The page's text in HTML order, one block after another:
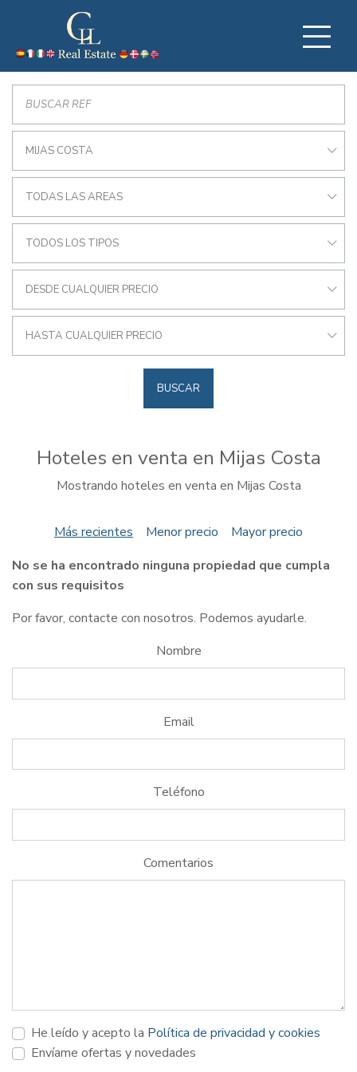
MIJAS COSTA
TODAS LAS AREAS
TODOS LOS TIPOS
DESDE CUALQUIER PRECIO
HASTA CUALQUIER PRECIO
BUSCAR
Hoteles en venta en Mijas Costa
Mostrando hoteles en venta en Mijas Costa
Más recientes Menor precio
Mayor precio
No se ha encontrado ninguna propiedad que cumpla
con sus requisitos
Por favor, contacte con nosotros. Podemos ayudarle.
Nombre
Email
Teléfono
Comentarios
He leído y acepto la Política de privacidad y cookies
Envíame ofertas y novedades